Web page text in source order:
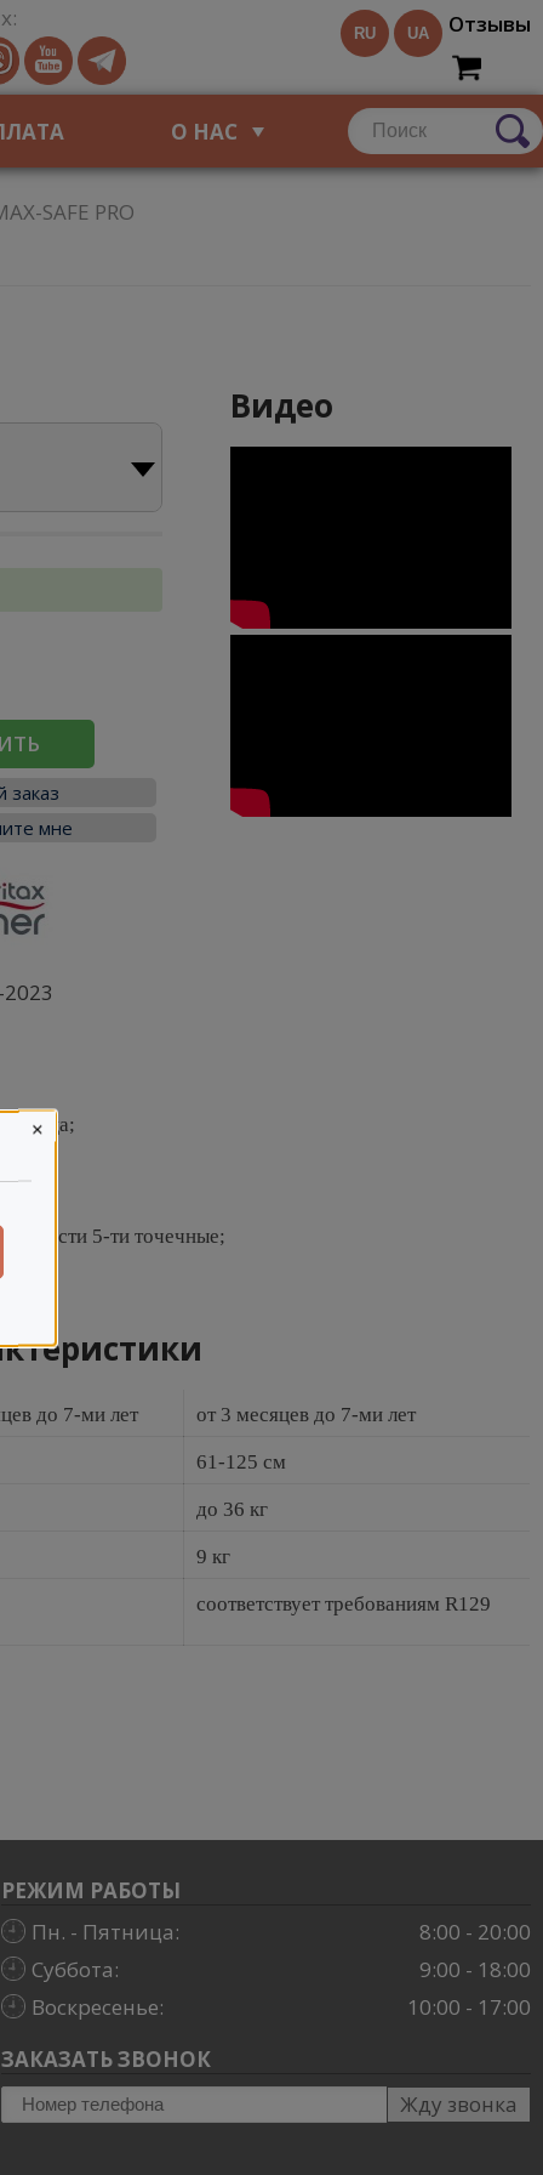
RU UA Отзывы
О НАС
SAFE PRO
заказ
мне
2023
Видео
5-ти точечные;
до 7-ми лет от 3 месяцев до 7-ми лет
61-125 см
до 36 кг
9 кг
соответствует требованиям R129
РЕЖИМ РАБОТЫ
Пн. - Пятница:
8:00 - 20:00
Суббота:
9:00 - 18:00
Воскресенье:
10:00 - 17:00
ЗАКАЗАТЬ ЗВОНОК
Жду звонка
×